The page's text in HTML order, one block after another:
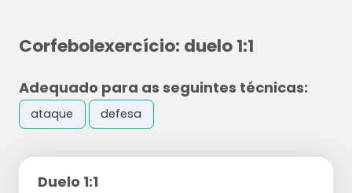
Corfebolexercício: duelo 1:1
Adequado para as seguintes técnicas:
ataque defesa
Duelo 1:1